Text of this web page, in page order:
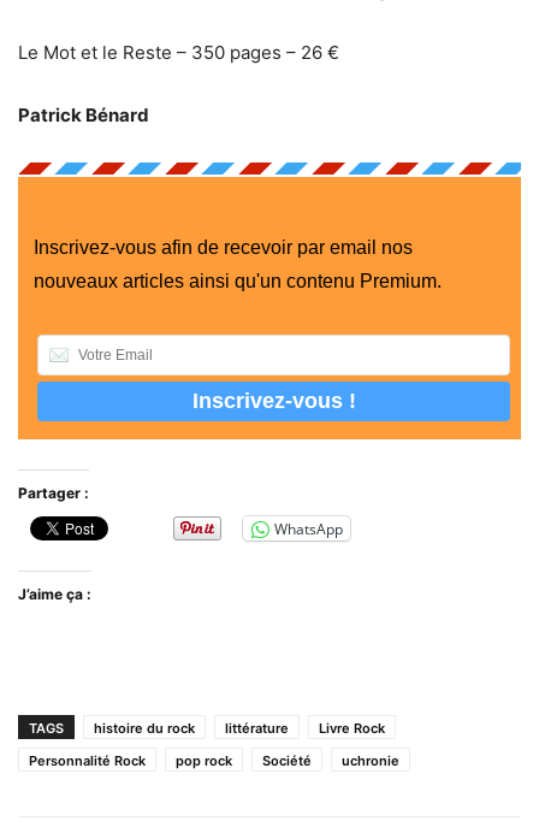
Le Mot et le Reste – 350 pages – 26 €
Patrick Bénard
Inscrivez-vous afin de recevoir par email nos
nouveaux articles ainsi qu'un contenu Premium.
Partager :
WhatsApp
J’aime ça :
TAGS histoire du rock littérature
Livre Rock
Personnalité Rock
pop rock Société uchronie